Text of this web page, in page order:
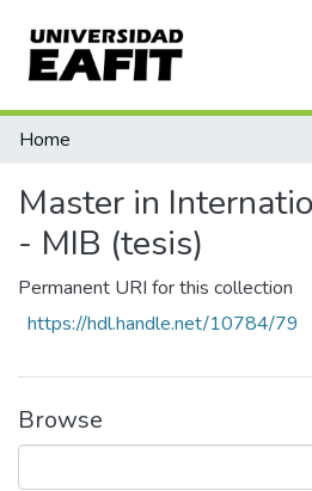
Home
Master in
- MIB (tesis)
Permanent URI for this collection
https://hdl.handle.net/10784/79
Browse